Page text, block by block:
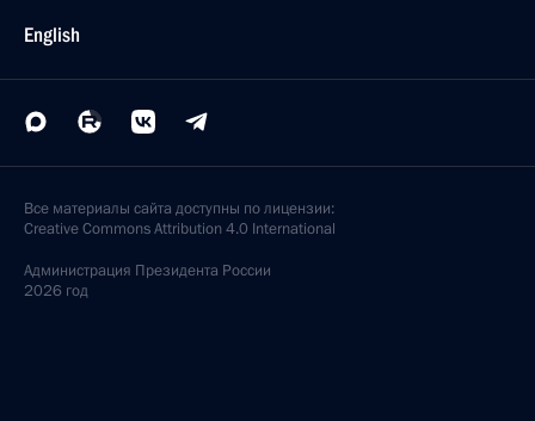
English
Все материалы сайта доступны по лицензии:
Creative Commons Attribution 4.0 International
Администрация Президента России
2026 год